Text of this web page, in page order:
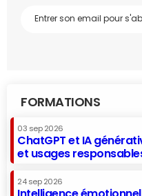
FORMATIONS
03 sep 2026
ChatGPT et IA
et usages
24 sep 2026
Intelligence